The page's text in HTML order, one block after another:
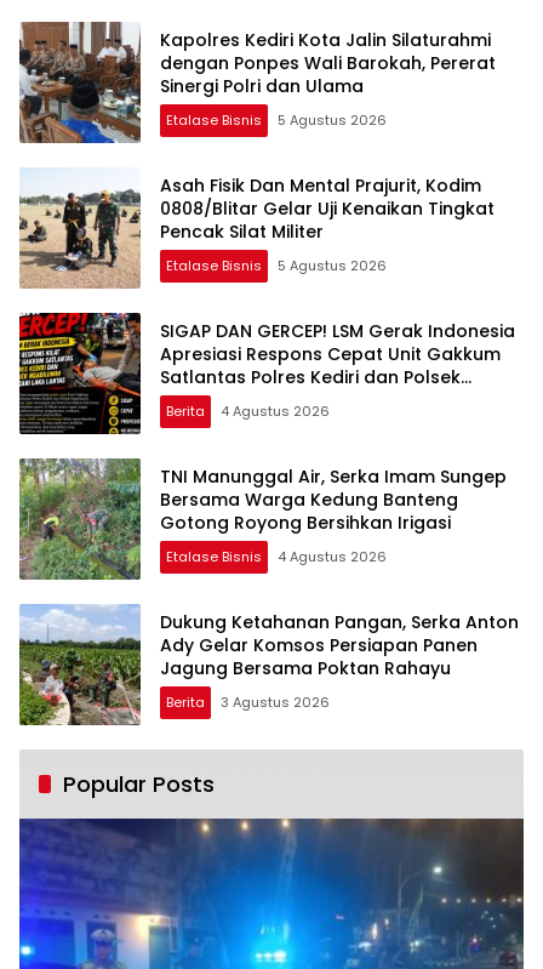
Kapolres Kediri Kota Jalin Silaturahmi
dengan Ponpes Wali Barokah, Pererat
Sinergi Polri dan Ulama
Etalase Bisnis 5 Agustus 2026
Asah Fisik Dan Mental Prajurit, Kodim
0808/Blitar Gelar Uji Kenaikan Tingkat
Pencak Silat Militer
Etalase Bisnis 5 Agustus 2026
SIGAP DAN GERCEP! LSM Gerak Indonesia
Apresiasi Respons Cepat Unit Gakkum
Satlantas Polres Kediri dan Polsek
Ngadiluwih dalam Penanganan
Kecelakaan Lalu Lintas
Berita 4 Agustus 2026
TNI Manunggal Air, Serka Imam Sungep
Bersama Warga Kedung Banteng
Gotong Royong Bersihkan Irigasi
Etalase Bisnis 4 Agustus 2026
Dukung Ketahanan Pangan, Serka Anton
Ady Gelar Komsos Persiapan Panen
Jagung Bersama Poktan Rahayu
Berita 3 Agustus 2026
Popular Posts